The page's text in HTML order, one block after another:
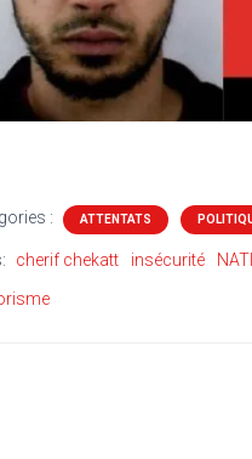
: ATTENTATS
cherif chekatt insécurité